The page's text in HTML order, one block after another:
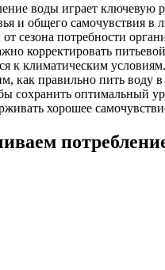
воды играет ключевую
и общего самочувствия в
сезона потребности
корректировать
к климатическим
как правильно пить воду
сохранить оптимальный
хорошее